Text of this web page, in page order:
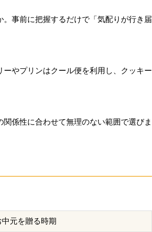
事前に把握するだけで「気配りが行き届
やプリンはクール便を利用し、クッキー
係性に合わせて無理のない範囲で選びま
中元を贈る時期